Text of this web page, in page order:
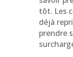
tôt. Les
déjà
prendre